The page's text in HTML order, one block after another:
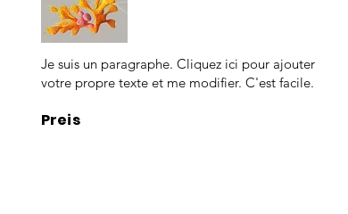
Je suis un paragraphe. Cliquez ici pour ajouter
votre propre texte et me modifier. C'est facile.
Preis